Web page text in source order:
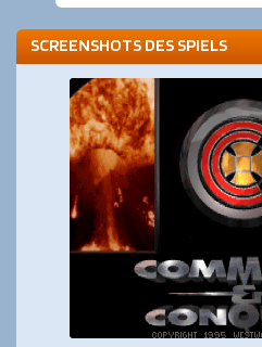
SCREENSHOTS DES SPIELS